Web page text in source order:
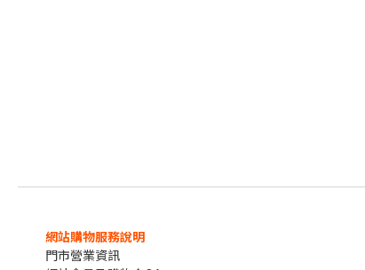
網站購物服務說明
門市營業資訊